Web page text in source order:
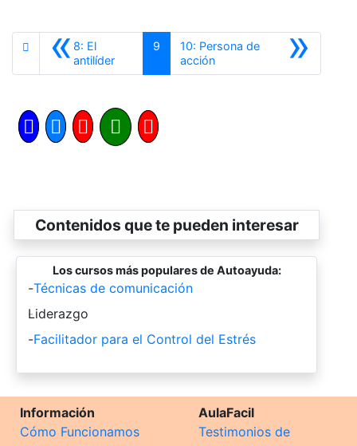
«8: El
antilíderAnterior
9 »
10: Persona de
acciónSiguiente
Contenidos que te pueden interesar
Los cursos más populares de Autoayuda:
-Técnicas de comunicación
-
Liderazgo
-Facilitador para el Control del Estrés
Información
Cómo Funcionamos
AulaFacil
Testimonios de